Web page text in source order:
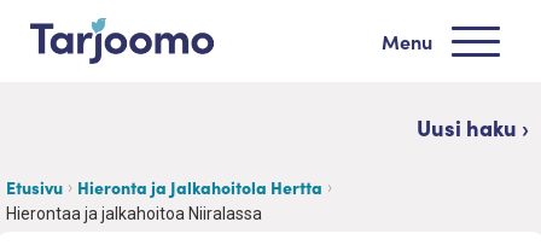
Siirry sisältöön
Menu
Uusi haku ›
Etusivu Hieronta ja Jalkahoitola Hertta
Hierontaa ja jalkahoitoa Niiralassa